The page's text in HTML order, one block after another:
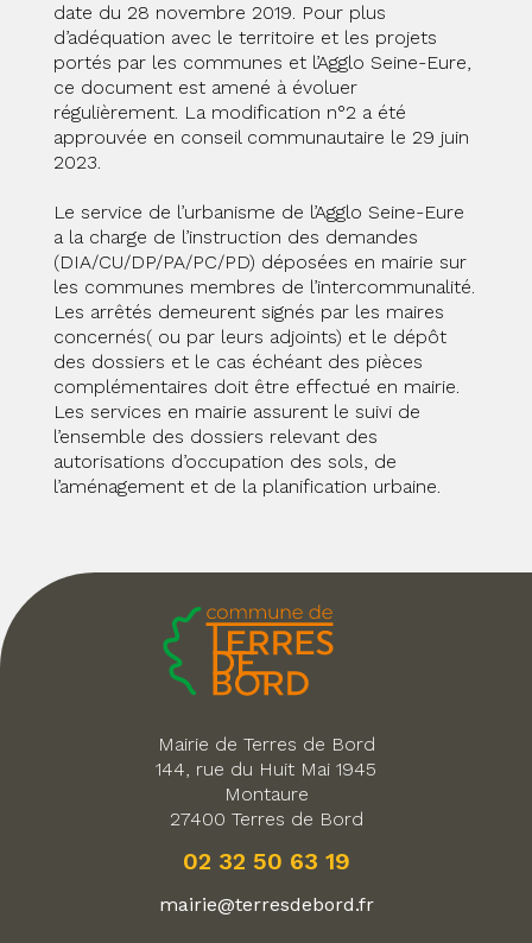
date du 28 novembre 2019. Pour plus
d’adéquation avec le territoire et les projets
portés par les communes et l’Agglo Seine-Eure,
ce document est amené à évoluer
régulièrement. La modification n°2 a été
approuvée en conseil communautaire le 29 juin
2023.
Le service de l’urbanisme de l’Agglo Seine-Eure
a la charge de l’instruction des demandes
(DIA/CU/DP/PA/PC/PD) déposées en mairie sur
les communes membres de l’intercommunalité.
Les arrêtés demeurent signés par les maires
concernés( ou par leurs adjoints) et le dépôt
des dossiers et le cas échéant des pièces
complémentaires doit être effectué en mairie.
Les services en mairie assurent le suivi de
l’ensemble des dossiers relevant des
autorisations d’occupation des sols, de
l’aménagement et de la planification urbaine.
Mairie de Terres de Bord
144, rue du Huit Mai 1945
Montaure
27400 Terres de Bord
02 32 50 63 19
mairie@terresdebord.fr